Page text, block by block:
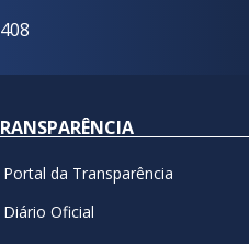
Portal da Transparência
Diário Oficial